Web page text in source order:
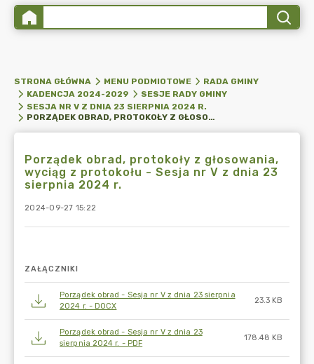
STRONA GŁÓWNA MENU PODMIOTOWE
RADA GMINY
KADENCJA 2024-2029
SESJE RADY GMINY
SESJA NR V Z DNIA 23 SIERPNIA 2024 R.
PORZĄDEK OBRAD, PROTOKOŁY Z GŁOSOWANIA, WYCIĄG Z PROTOKOŁU - SESJA NR V Z DNIA 23 SIERPNIA 2024 R.
Porządek obrad, protokoły z głosowania,
wyciąg z protokołu - Sesja nr V z dnia 23
sierpnia 2024 r.
2024-09-27 15:22
ZAŁĄCZNIKI
Porządek obrad - Sesja nr V z dnia 23 sierpnia
2024 r. - DOCX
23.3 KB
Porządek obrad - Sesja nr V z dnia 23
sierpnia 2024 r. - PDF
178.48 KB